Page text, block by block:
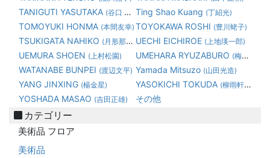
TANIGUTI YASUTAKA (谷口 康隆) Ting Shao Kuang (丁紹光)
TOMOYUKI HONMA (本間友幸) TOYOKAWA ROSHI (豊川蛯子)
TSUKIGATA NAHIKO (月形那比古) UECHI EICHIROE (上地瑛一郎)
UEMURA SHOEN (上村松園) UMEHARA RYUZABURO (梅原龍三郎)
WATANABE BUNPEI (渡辺文平) Yamada Mitsuzo (山田光造)
YANG JINXING (楊金星) YASOKICHI TOKUDA (柳雨軒三代 徳田八十吉)
YOSHADA MASAO (吉田正雄) その他
カテゴリー
美術品 フロア
美術品